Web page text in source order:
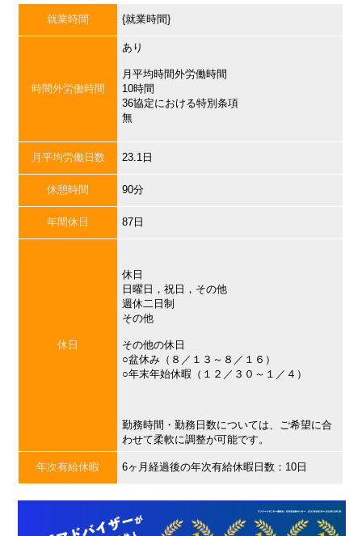
就業時間 {就業時間}
時間外労働時間
あり
月平均時間外労働時間
10時間
36協定における特別条項
無
月平均労働日数 23.1日
休憩時間 90分
年間休日 87日
休日
休日
日曜日，祝日，その他
週休二日制
その他
その他の休日
○盆休み（８／１３～８／１６）
○年末年始休暇（１２／３０～１／４）
勤務時間・勤務日数については、ご希望に合
わせて柔軟に調整が可能です。
年次有給休暇 6ヶ月経過後の年次有給休暇日数：10日